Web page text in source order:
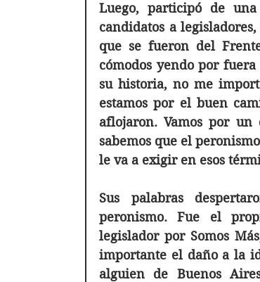
Luego, participó de
candidatos a
que se fueron del
cómodos yendo por
su historia, no me
estamos por el buen
aflojaron. Vamos por
sabemos que el
le va a exigir en esos
Sus palabras
peronismo. Fue el
legislador por Somos
importante el daño a la
alguien de Buenos